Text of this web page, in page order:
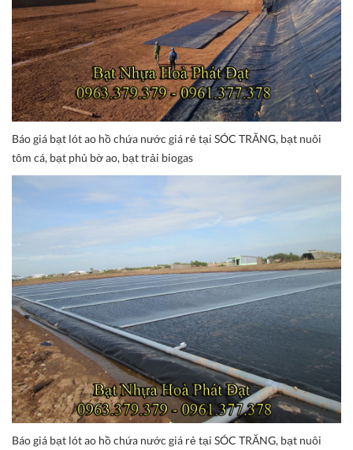
Báo giá bạt lót ao hồ chứa nước giá rẻ tại SÓC TRĂNG, bạt nuôi
tôm cá, bạt phủ bờ ao, bạt trải biogas
Báo giá bạt lót ao hồ chứa nước giá rẻ tại SÓC TRĂNG, bạt nuôi